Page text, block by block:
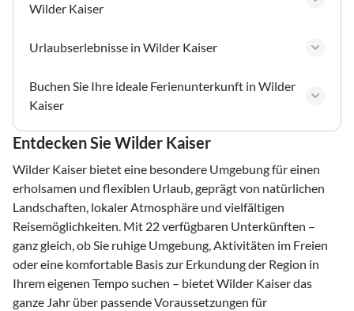
Wilder Kaiser
Urlaubserlebnisse in Wilder Kaiser
Buchen Sie Ihre ideale Ferienunterkunft in Wilder
Kaiser
Entdecken Sie Wilder Kaiser
Wilder Kaiser bietet eine besondere Umgebung für einen
erholsamen und flexiblen Urlaub, geprägt von natürlichen
Landschaften, lokaler Atmosphäre und vielfältigen
Reisemöglichkeiten. Mit 22 verfügbaren Unterkünften –
ganz gleich, ob Sie ruhige Umgebung, Aktivitäten im Freien
oder eine komfortable Basis zur Erkundung der Region in
Ihrem eigenen Tempo suchen – bietet Wilder Kaiser das
ganze Jahr über passende Voraussetzungen für